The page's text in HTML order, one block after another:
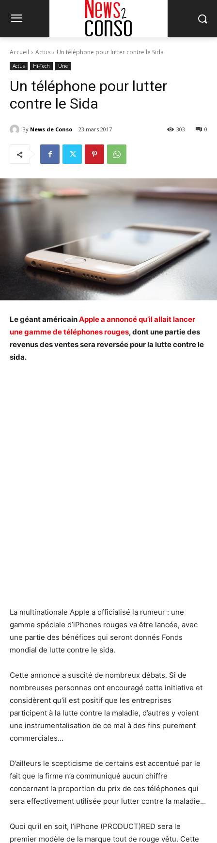
Accueil Actus Un téléphone pour lutter contre le Sida
Actus Hi-Tech Une
Un téléphone pour lutter
contre le Sida
By News de Conso 23 mars 2017 0
303
Le géant américainApple a annoncé qu’il allait lancer
une gamme de téléphones rouges, dont une partie des
revenus des ventes sera reversée pour la lutte contre le
sida.
La multinationale Apple a officialisé la rumeur : une
gamme spéciale d’iPhones rouges va être lancée, avec
une partie des bénéfices qui seront donnés Fonds
mondial de lutte contre le sida.
Cette annonce a suscité de nombreux débats. Si de
nombreuses personnes ont encouragé cette initiative et
considèrent qu’il est positif que les entreprises
participent à la lutte contre la maladie, d’autres y voient
une instrumentalisation de ce mal à des fins purement
commerciales…
D’ailleurs le scepticisme de certains est accentué par le
fait que la firme n’a communiqué aucun chiffre
concernant la proportion du prix de ces téléphones qui
sera effectivement utilisée pour lutter contre la maladie…
Quoi qu’il en soit, l’iPhone (PRODUCT)RED sera le
premier modèle de la marque tout de rouge vêtu. Cette